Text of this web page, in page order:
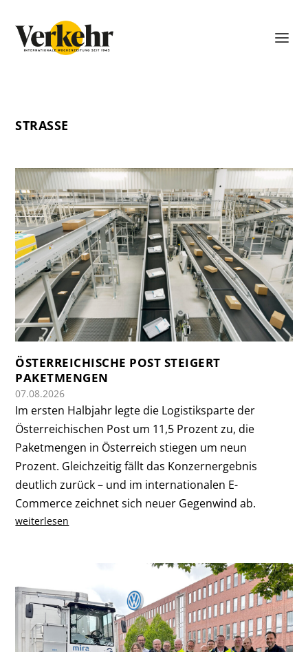
STRASSE
ÖSTERREICHISCHE POST STEIGERT
PAKETMENGEN
07.08.2026
Im ersten Halbjahr legte die Logistiksparte der
Österreichischen Post um 11,5 Prozent zu, die
Paketmengen in Österreich stiegen um neun
Prozent. Gleichzeitig fällt das Konzernergebnis
deutlich zurück – und im internationalen E-
Commerce zeichnet sich neuer Gegenwind ab.
weiterlesen